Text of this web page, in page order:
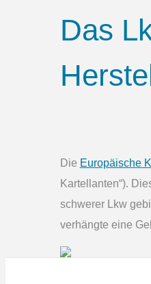
Das
Die Europäische
Kartellanten“).
schwerer Lkw
verhängte eine